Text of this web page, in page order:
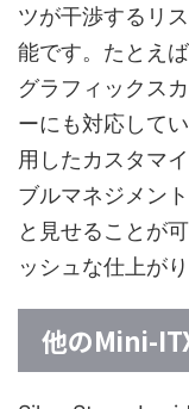
ツが干渉するリ
能です。たとえ
グラフィックス
ーにも対応して
用したカスタマ
ブルマネジメン
と見せることが
ッシュな仕上が
他のMini-